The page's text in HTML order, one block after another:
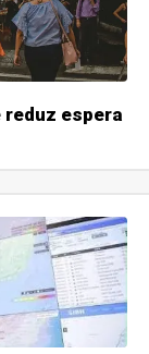
reduz espera